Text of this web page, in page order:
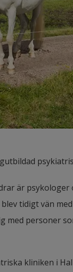
är psykologer
tidigt vän
med personer
kliniken i